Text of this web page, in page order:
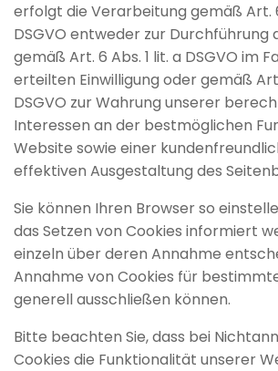
erfolgt die Verarbeitung gemäß Art.
DSGVO entweder zur Durchführung
gemäß Art. 6 Abs. 1 lit. a DSGVO im
erteilten Einwilligung oder gemäß
DSGVO zur Wahrung unserer
Interessen an der bestmöglichen
Website sowie einer
effektiven Ausgestaltung des
Sie können Ihren Browser so
das Setzen von Cookies informiert
einzeln über deren Annahme
Annahme von Cookies für
generell ausschließen können.
Bitte beachten Sie, dass bei
Cookies die Funktionalität unserer